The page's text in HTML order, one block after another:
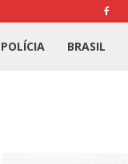
POLÍCIA BRASIL